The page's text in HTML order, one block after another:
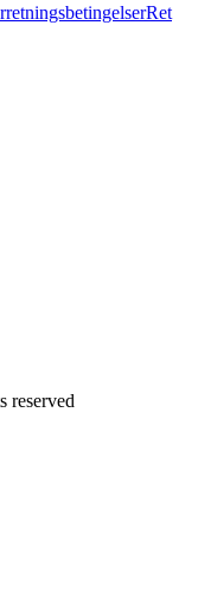
Ret
reserved